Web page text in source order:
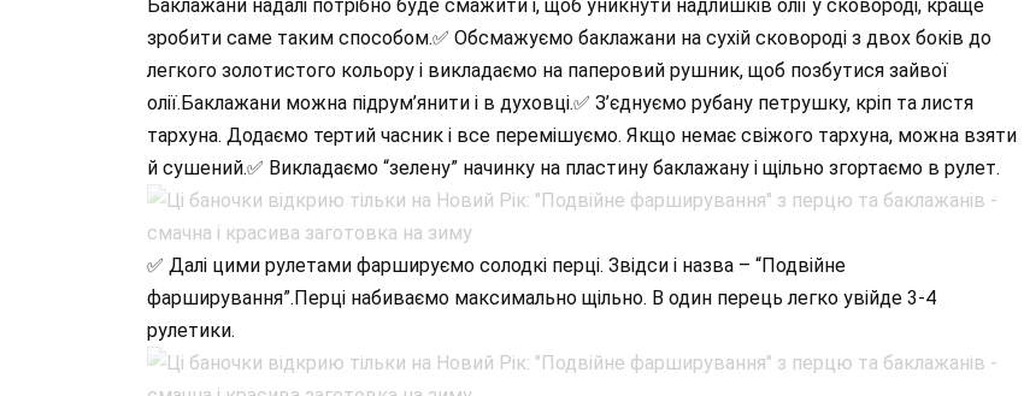
Баклажани надалі потрібно буде смажити і, щоб уникнути надлишків олії у сковороді, краще
зробити саме таким способом.✅ Обсмажуємо баклажани на сухій сковороді з двох боків до
легкого золотистого кольору і викладаємо на паперовий рушник, щоб позбутися зайвої
олії.Баклажани можна підрум’янити і в духовці.✅ З’єднуємо рубану петрушку, кріп та листя
тархуна. Додаємо тертий часник і все перемішуємо. Якщо немає свіжого тархуна, можна взяти
й сушений.✅ Викладаємо “зелену” начинку на пластину баклажану і щільно згортаємо в рулет.
✅ Далі цими рулетами фаршируємо солодкі перці. Звідси і назва – “Подвійне
фарширування”.Перці набиваємо максимально щільно. В один перець легко увійде 3-4
рулетики.